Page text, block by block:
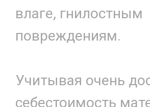
влаге, гнилостным
повреждениям.
Учитывая очень
себестоимость